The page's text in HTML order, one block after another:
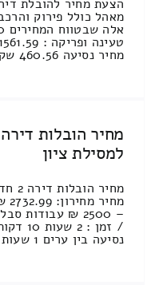
מחיר נסיעה 460.56 שקל / זמן נסיעה בין [...]
למסילת ציון
נסיעה בין ערים 1 שעות , [...]